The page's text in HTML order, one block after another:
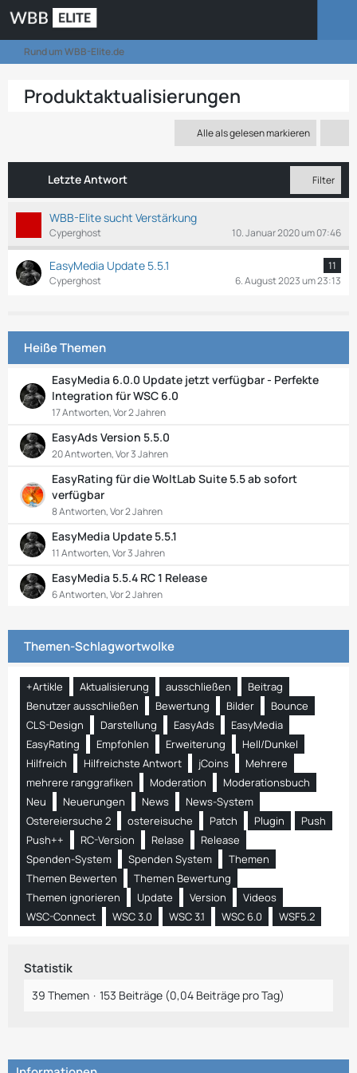
Rund um WBB-Elite.de
Produktaktualisierungen
Alle als gelesen markieren
Letzte Antwort Filter
WBB-Elite sucht Verstärkung
Cyperghost 10. Januar 2020 um 07:46
EasyMedia Update 5.5.1
11
Cyperghost
6. August 2023 um 23:13
Heiße Themen
EasyMedia 6.0.0 Update jetzt verfügbar - Perfekte
Integration für WSC 6.0
17 Antworten, Vor 2 Jahren
EasyAds Version 5.5.0
20 Antworten, Vor 3 Jahren
EasyRating für die WoltLab Suite 5.5 ab sofort
verfügbar
8 Antworten, Vor 2 Jahren
EasyMedia Update 5.5.1
11 Antworten, Vor 3 Jahren
EasyMedia 5.5.4 RC 1 Release
6 Antworten, Vor 2 Jahren
Themen-Schlagwortwolke
+Artikle Aktualisierung ausschließen
Beitrag
Benutzer ausschließen
Bewertung Bilder
Bounce
CLS-Design
Darstellung EasyAds
EasyMedia
EasyRating
Empfohlen Erweiterung
Hell/Dunkel
Hilfreich
Hilfreichste Antwort jCoins
Mehrere
mehrere ranggrafiken
Moderation
Moderationsbuch
Neu
Neuerungen News
News-System
Ostereiersuche 2
ostereisuche Patch Plugin
Push
Push++
RC-Version Relase
Release
Spenden-System
Spenden System
Themen
Themen Bewerten
Themen Bewertung
Themen ignorieren
Update Version
Videos
WSC-Connect
WSC 3.0 WSC 3.1 WSC 6.0 WSF5.2
Statistik
39 Themen 153 Beiträge (0,04 Beiträge pro Tag)